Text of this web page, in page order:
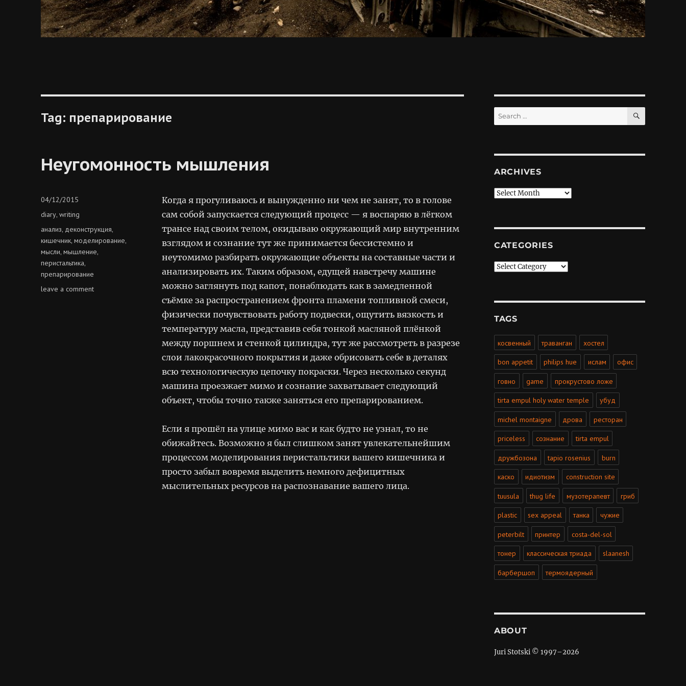
Tag: препарирование
Неугомонность мышления
Когда я прогуливаюсь и вынужденно ни чем не занят, то в голове
сам собой запускается следующий процесс — я воспаряю в лёгком
трансе над своим телом, окидываю окружающий мир внутренним
взглядом и сознание тут же принимается бессистемно и
неутомимо разбирать окружающие объекты на составные части и
анализировать их. Таким образом, едущей навстречу машине
можно заглянуть под капот, понаблюдать как в замедленной
съёмке за распространением фронта пламени топливной смеси,
физически почувствовать работу подвески, ощутить вязкость и
температуру масла, представив себя тонкой масляной плёнкой
между поршнем и стенкой цилиндра, тут же рассмотреть в разрезе
слои лакокрасочного покрытия и даже обрисовать себе в деталях
всю технологическую цепочку покраски. Через несколько секунд
машина проезжает мимо и сознание захватывает следующий
объект, чтобы точно также заняться его препарированием.
Если я прошёл на улице мимо вас и как будто не узнал, то не
обижайтесь. Возможно я был слишком занят увлекательнейшим
процессом моделирования перистальтики вашего кишечника и
просто забыл вовремя выделить немного дефицитных
мыслительных ресурсов на распознавание вашего лица.
Posted
04/12/2015
Categories
diary,writing
Tags
анализ, деконструкция,
кишечник,моделирование,
мысли,мышление,
перистальтика,
препарирование
leave a commenton
Search
for:
SEARCH
ARCHIVES
Archives
CATEGORIES
Categories
TAGS
косвенный траванган хостел
bon appetit philips hue ислам офис
говно game прокрустово ложе
tirta empul holy water temple убуд
michel montaigne дрова ресторан
priceless сознание tirta empul
дружбозона tapio rosenius burn
каско идиотизм construction site
tuusula thug life музотерапевт гриб
plastic sex appeal танка чужие
peterbilt принтер costa-del-sol
тонер классическая триада slaanesh
барбершоп термоядерный
ABOUT
Juri Stotski © 1997–2026